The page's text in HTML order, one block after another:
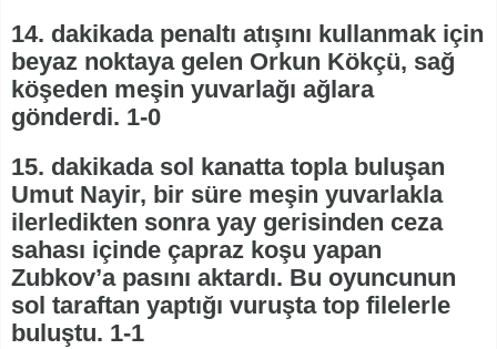
14. dakikada penaltı atışını kullanmak için
beyaz noktaya gelen Orkun Kökçü, sağ
köşeden meşin yuvarlağı ağlara
gönderdi. 1-0
15. dakikada sol kanatta topla buluşan
Umut Nayir, bir süre meşin yuvarlakla
ilerledikten sonra yay gerisinden ceza
sahası içinde çapraz koşu yapan
Zubkov’a pasını aktardı. Bu oyuncunun
sol taraftan yaptığı vuruşta top filelerle
buluştu. 1-1